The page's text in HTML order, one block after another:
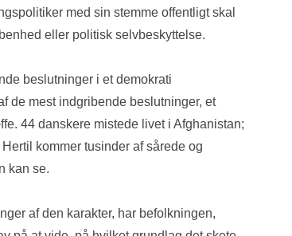
med sin stemme offentligt skal
eller politisk selvbeskyttelse.
beslutninger i et demokrati
de mest indgribende beslutninger, et
44 danskere mistede livet i Afghanistan;
kommer tusinder af sårede og
kan se.
af den karakter, har befolkningen,